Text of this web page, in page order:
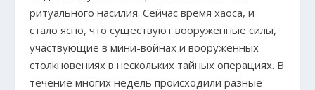
ритуального насилия. Сейчас время хаоса, и
стало ясно, что существуют вооруженные силы,
участвующие в мини-войнах и вооруженных
столкновениях в нескольких тайных операциях. В
течение многих недель происходили разные